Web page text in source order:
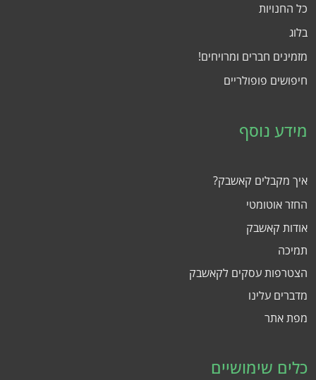
כל החנויות
בלוג
מזמינים חברים ומרויחים!
חיפושים פופולריים
מידע נוסף
איך מקבלים קאשבק?
החזר אוטומטי
אודות קאשבק
תמיכה
הצטרפות עסקים לקאשבק
מדברים עלינו
מפת אתר
כלים שימושיים